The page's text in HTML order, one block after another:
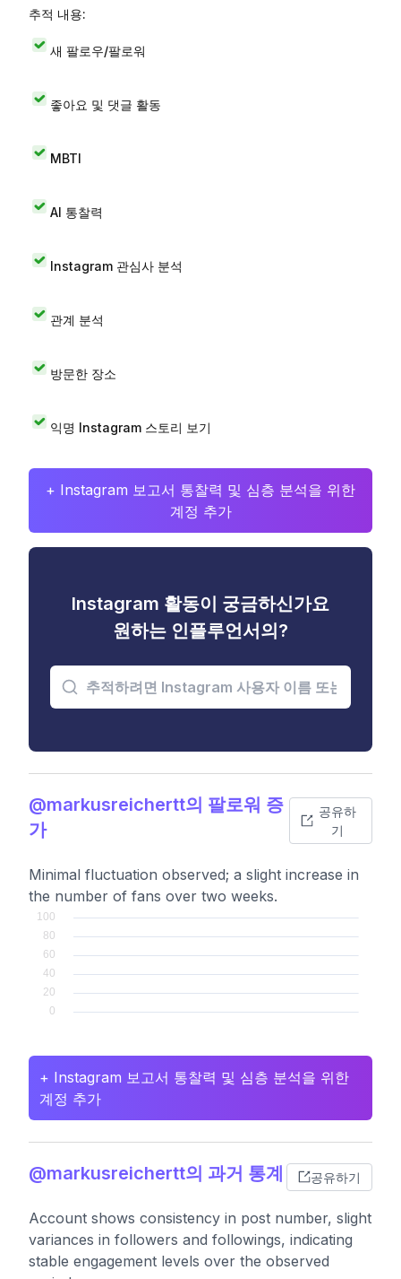
추적 내용:
새 팔로우/팔로워
좋아요 및 댓글 활동
MBTI
AI 통찰력
Instagram 관심사 분석
관계 분석
방문한 장소
익명 Instagram 스토리 보기
+ Instagram 보고서 통찰력 및 심층 분석을 위한
계정 추가
Instagram 활동이 궁금하신가요
원하는 인플루언서의?
@markusreichertt의 팔로워 증
가
공유하
기
Minimal fluctuation observed; a slight increase in
the number of fans over two weeks.
+ Instagram 보고서 통찰력 및 심층 분석을 위한
계정 추가
@markusreichertt의 과거 통계 공유하기
Account shows consistency in post number, slight
variances in followers and followings, indicating
stable engagement levels over the observed